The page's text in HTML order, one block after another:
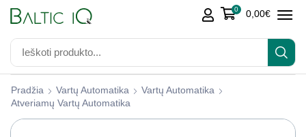
0 0,00€
Pradžia Vartų Automatika
Vartų Automatika
Atveriamų Vartų Automatika